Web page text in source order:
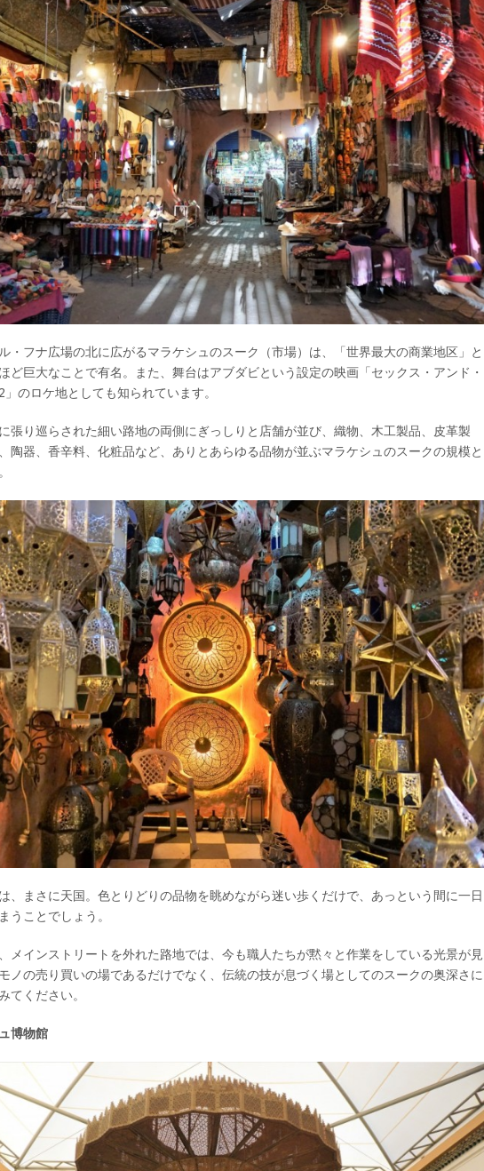
・フナ広場の北に広がるマラケシュのスーク（市場）は、「世界最大の商業地区」と
ど巨大なことで有名。また、舞台はアブダビという設定の映画「セックス・アンド・
のロケ地としても知られています。
張り巡らされた細い路地の両側にぎっしりと店舗が並び、織物、木工製品、皮革製
陶器、香辛料、化粧品など、ありとあらゆる品物が並ぶマラケシュのスークの規模と
、まさに天国。色とりどりの品物を眺めながら迷い歩くだけで、あっという間に一日
うことでしょう。
メインストリートを外れた路地では、今も職人たちが黙々と作業をしている光景が見
ノの売り買いの場であるだけでなく、伝統の技が息づく場としてのスークの奥深さに
てください。
博物館